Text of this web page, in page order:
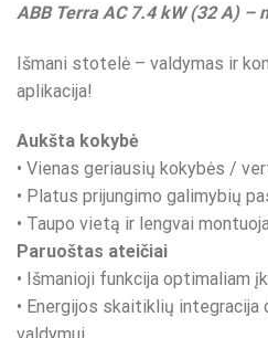
ABB Terra AC 7.4 kW (32 A) –
Išmani stotelė – valdymas ir
aplikacija!
Aukšta kokybė
• Vienas geriausių kokybės /
• Platus prijungimo galimybių
• Taupo vietą ir lengvai
Paruoštas ateičiai
• Išmanioji funkcija optimaliam
• Energijos skaitiklių integracija